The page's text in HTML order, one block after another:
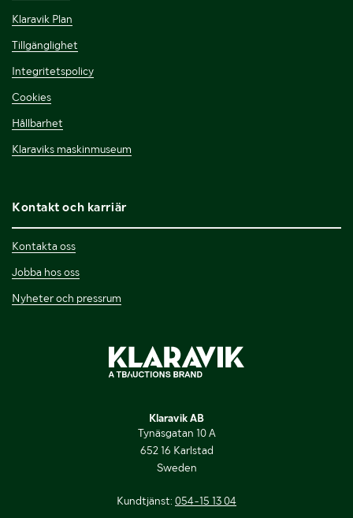
Klaravik Plan
Tillgänglighet
Integritetspolicy
Cookies
Hållbarhet
Klaraviks maskinmuseum
Kontakt och karriär
Kontakta oss
Jobba hos oss
Nyheter och pressrum
Klaravik AB
Tynäsgatan 10 A
652 16 Karlstad
Sweden
Kundtjänst: 054-15 13 04